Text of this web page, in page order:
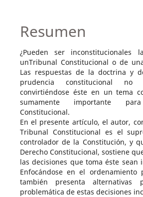
Resumen
¿Pueden ser inconstitucionales
unTribunal Constitucional o de
Las respuestas de la doctrina y
prudencia constitucional no
convirtiéndose éste en un tema
sumamente importante
Constitucional.
En el presente artículo, el autor,
Tribunal Constitucional es el
controlador de la Constitución, y
Derecho Constitucional, sostiene
las decisiones que toma éste sean
Enfocándose en el ordenamiento
también presenta alternativas
problemática de estas decisiones